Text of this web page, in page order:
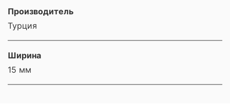
Производитель
Турция
Ширина
15 мм